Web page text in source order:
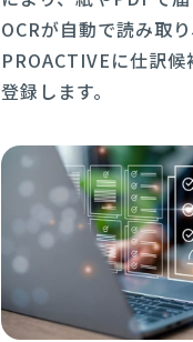
OCRが自動で読み取り
PROACTIVEに仕訳候
登録します。